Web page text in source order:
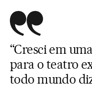
“Cresci em
para o teatro
todo mundo